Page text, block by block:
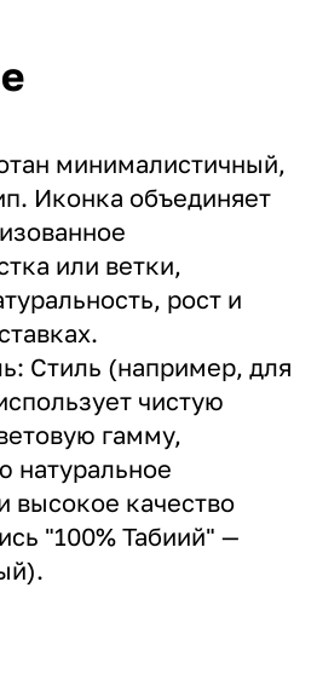
минималистичный,
Иконка объединяет
или ветки,
рост и
Стиль (например, для
чистую
гамму,
натуральное
высокое качество
"100% Табиий" —